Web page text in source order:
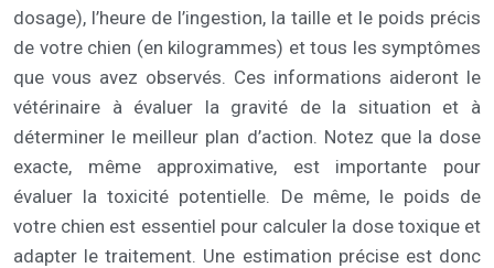
dosage), l’heure de l’ingestion, la taille et le poids précis
de votre chien (en kilogrammes) et tous les symptômes
que vous avez observés. Ces informations aideront le
vétérinaire à évaluer la gravité de la situation et à
déterminer le meilleur plan d’action. Notez que la dose
exacte, même approximative, est importante pour
évaluer la toxicité potentielle. De même, le poids de
votre chien est essentiel pour calculer la dose toxique et
adapter le traitement. Une estimation précise est donc